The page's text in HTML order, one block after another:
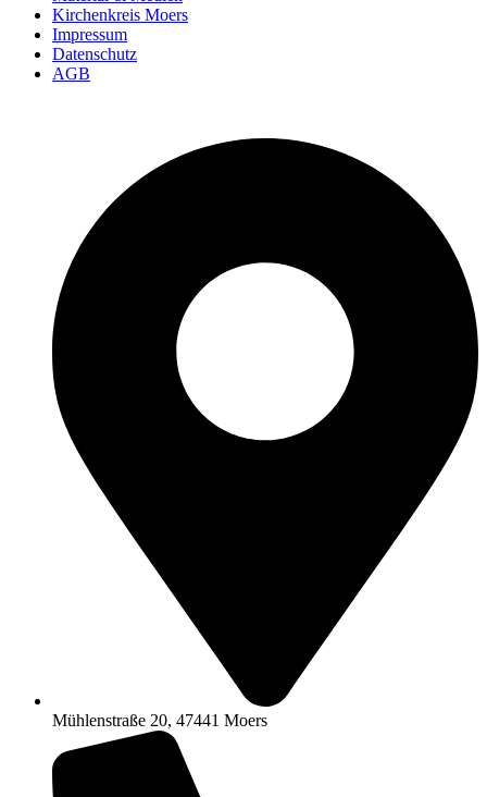
Kirchenkreis Moers
Impressum
Datenschutz
AGB
Mühlenstraße 20, 47441 Moers